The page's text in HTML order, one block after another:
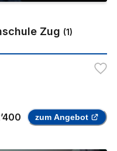
Zug (1 )
zum Angebot